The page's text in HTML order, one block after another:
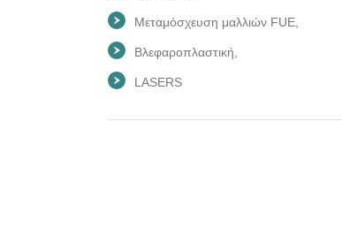
Μεταμόσχευση μαλλιών FUE,
Βλεφαροπλαστική,
LASERS